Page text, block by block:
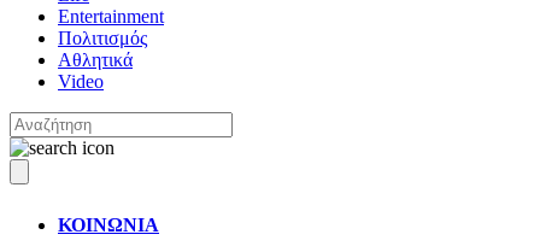
Entertainment
Πολιτισμός
Αθλητικά
Video
ΚΟΙΝΩΝΙΑ